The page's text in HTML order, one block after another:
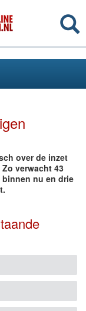
over de inzet
verwacht 43
nu en drie